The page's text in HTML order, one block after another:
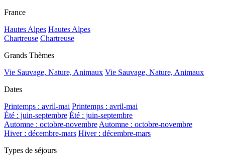
France
Hautes Alpes Hautes Alpes
Chartreuse Chartreuse
Grands Thèmes
Vie Sauvage, Nature, Animaux Vie Sauvage, Nature, Animaux
Dates
Printemps : avril-mai Printemps : avril-mai
Été : juin-septembre Été : juin-septembre
Automne : octobre-novembre Automne : octobre-novembre
Hiver : décembre-mars Hiver : décembre-mars
Types de séjours